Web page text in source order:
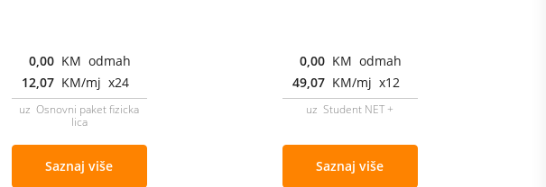
0,00 KM odmah
12,07 KM/mj x24
uz Osnovni paket fizicka
lica
Saznaj više
0,00 KM odmah
49,07 KM/mj x12
uz Student NET +
Saznaj više